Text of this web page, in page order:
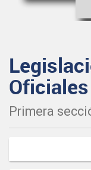
Oficiales
Primera